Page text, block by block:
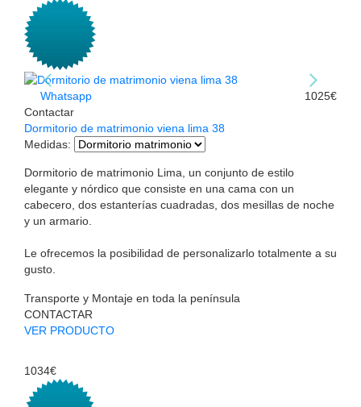
Whatsapp
Contactar
1025€
Dormitorio de matrimonio viena lima 38
Medidas:
Dormitorio de matrimonio Lima, un conjunto de estilo
elegante y nórdico que consiste en una cama con un
cabecero, dos estanterías cuadradas, dos mesillas de noche
y un armario.
Le ofrecemos la posibilidad de personalizarlo totalmente a su
gusto.
Transporte y Montaje en toda la península
CONTACTAR
VER PRODUCTO
1034€